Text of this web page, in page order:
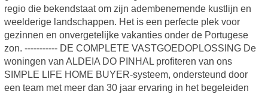
regio die bekendstaat om zijn adembenemende kustlijn en
weelderige landschappen. Het is een perfecte plek voor
gezinnen en onvergetelijke vakanties onder de Portugese
zon. ----------- DE COMPLETE VASTGOEDOPLOSSING De
woningen van ALDEIA DO PINHAL profiteren van ons
SIMPLE LIFE HOME BUYER-systeem, ondersteund door
een team met meer dan 30 jaar ervaring in het begeleiden